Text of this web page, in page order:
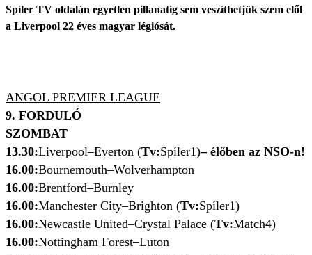
Spíler TV oldalán egyetlen pillanatig sem veszíthetjük szem elől
a Liverpool 22 éves magyar légiósát.
ANGOL PREMIER LEAGUE
9. FORDULÓ
SZOMBAT
13.30:Liverpool–Everton (Tv:Spíler1)– élőben az NSO-n!
16.00:Bournemouth–Wolverhampton
16.00:Brentford–Burnley
16.00:Manchester City–Brighton (Tv:Spíler1)
16.00:Newcastle United–Crystal Palace (Tv:Match4)
16.00:Nottingham Forest–Luton